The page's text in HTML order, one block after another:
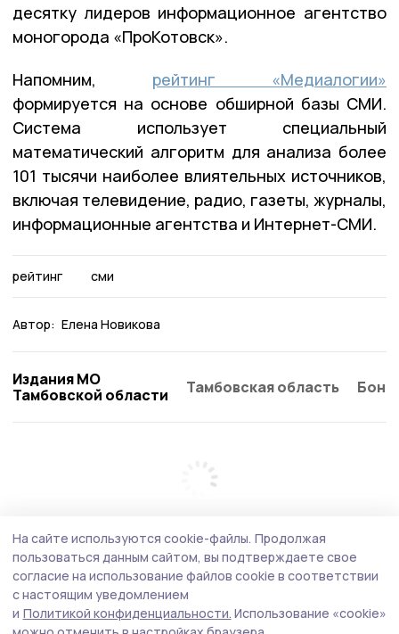
десятку лидеров информационное агентство
моногорода «ПроКотовск».
Напомним, рейтинг «Медиалогии»
формируется на основе обширной базы СМИ.
Система использует специальный
математический алгоритм для анализа более
101 тысячи наиболее влиятельных источников,
включая телевидение, радио, газеты, журналы,
информационные агентства и Интернет-СМИ.
рейтинг сми
Автор: Елена Новикова
Издания МО
Тамбовской области
Тамбовская область
На сайте используются cookie-файлы. Продолжая
пользоваться данным сайтом, вы подтверждаете свое
согласие на использование файлов cookie в соответствии
с настоящим уведомлением
и Политикой конфиденциальности. Использование «cookie»